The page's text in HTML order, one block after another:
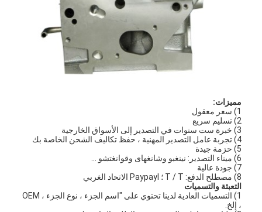
جولة في المصنع
الدردشة الآن
محرك أسطوانة قالب
كامل الاسطوانة
مميزات:
1) سعر معقول
2) تسليم سريع
3) خبرة ست سنوات في التصدير إلى الأسواق الخارجية
4) تجربة عامل التصدير المهنية ، حفظ تكاليف الشحن الخاصة بك
5) حزمة جيدة
6) ميناء التصدير: نينغبو وشانغهاى وقوانغتشو ...
7) جودة عالية
8) مصطلح الدفع: T / T ؛ Paypayl الاتحاد الغربي
التعبئة والتسميات
1) التسميات العادية لدينا تحتوي على "اسم الجزء ، نوع الجزء ، OEM
، إلخ.